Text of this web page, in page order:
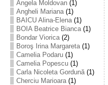
Angela Moldovan(1)
Angheli Mariana(1)
BAICU Alina-Elena(1)
BOIA Beatrice Bianca(1)
Bondar Viorica(2)
Boroş Irina Margareta(1)
Camelia Podaru(1)
Camelia Popescu(1)
Carla Nicoleta Gordună(1)
Cherciu Marioara(1)